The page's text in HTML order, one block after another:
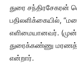
துரை சந்திரசேகரன்
பதிலளிக்கையில்,
எளிமையானவர்.
துரைக்கண்ணு
என்றார்.